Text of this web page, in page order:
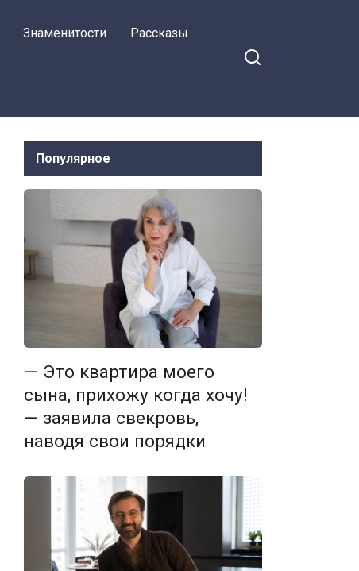
Знаменитости Рассказы
Популярное
— Это квартира моего
сына, прихожу когда хочу!
— заявила свекровь,
наводя свои порядки